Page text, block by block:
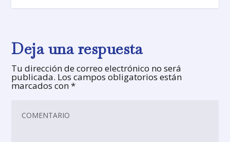
Deja una respuesta
Tu dirección de correo electrónico no será
publicada. Los campos obligatorios están
marcados con*